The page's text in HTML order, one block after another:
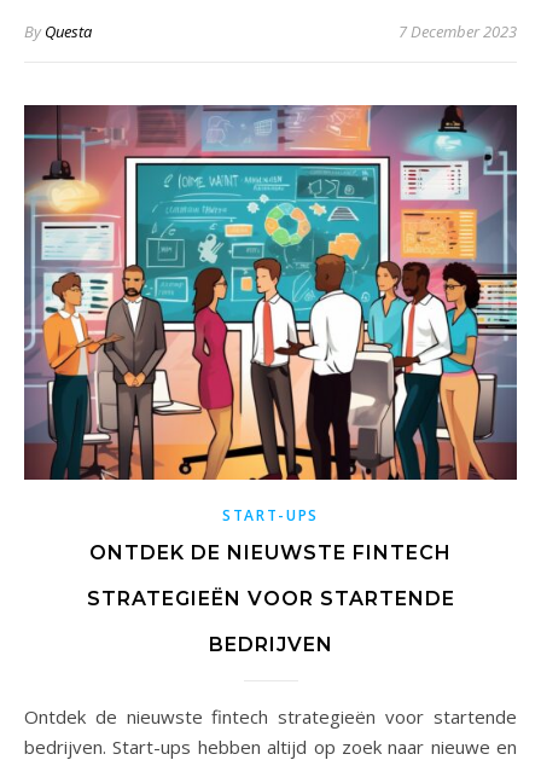
ByQuesta 7 December 2023
START-UPS
ONTDEK DE NIEUWSTE FINTECH
STRATEGIEËN VOOR STARTENDE
BEDRIJVEN
Ontdek de nieuwste fintech strategieën voor startende
bedrijven. Start-ups hebben altijd op zoek naar nieuwe en